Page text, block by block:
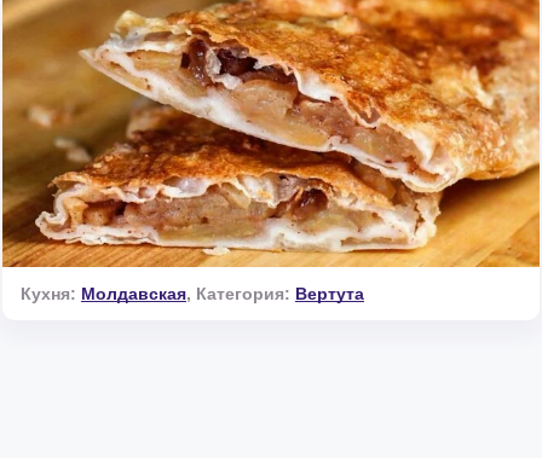
Кухня: Молдавская, Категория: Вертута